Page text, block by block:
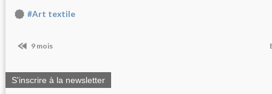
#Art textile
9 mois
S'inscrire à la newsletter